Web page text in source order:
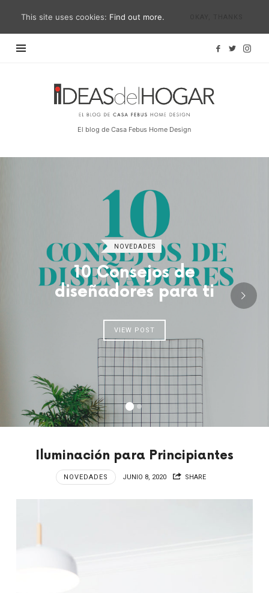
Ideas
del
Hogar
El blog de Casa Febus Home Design
NOVEDADES
10 Consejos de
diseñadores para ti
VIEW POST
Iluminación para Principiantes
NOVEDADES JUNIO 8, 2020 SHARE
This site uses cookies: Find out more.